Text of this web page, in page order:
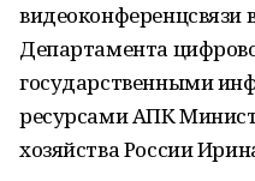
видеоконференцсвязи
Департамента
государственными
ресурсами АПК
хозяйства России